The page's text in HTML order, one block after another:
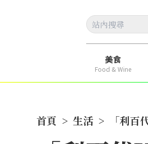
美食
Food & Wine
首頁 > 生活 > 「利